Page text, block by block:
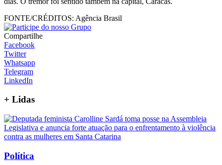
FONTE/CRÉDITOS: Agência Brasil
Compartilhe
Facebook
Twitter
Whatsapp
Telegram
LinkedIn
+ Lidas
Política